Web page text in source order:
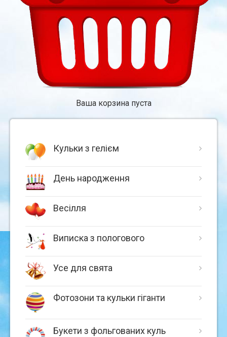
Ваша корзина пуста
Кульки з гелієм
День народження
Весілля
Виписка з пологового
Усе для свята
Фотозони та кульки гіганти
Букети з фольгованих куль